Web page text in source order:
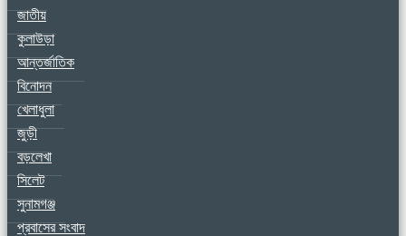
জাতীয়
কুলাউড়া
আন্তর্জাতিক
বিনোদন
খেলাধুলা
জুড়ী
বড়লেখা
সিলেট
সুনামগঞ্জ
প্রবাসের সংবাদ